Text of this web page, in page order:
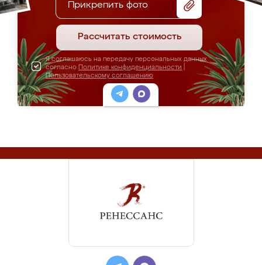
Прикрепить фото
Рассчитать стоимость
Я соглашаюсь на передачу персональных данных
согласно Политике конфиденциальности
Пользовательскому соглашению